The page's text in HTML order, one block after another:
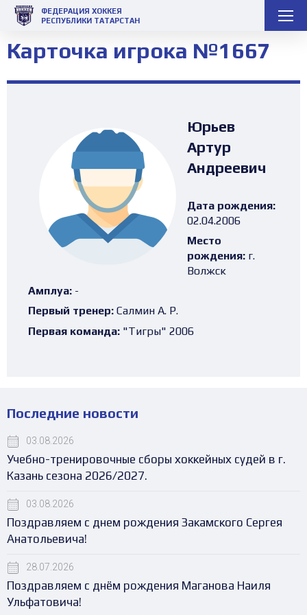
ФЕДЕРАЦИЯ ХОККЕЯ
РЕСПУБЛИКИ ТАТАРСТАН
Карточка игрока №1667
Юрьев
Артур
Андреевич
Дата рождения:
02.04.2006
Место
рождения: г.
Волжск
Амплуа: -
Первый тренер: Салмин А. Р.
Первая команда: "Тигры" 2006
Последние новости
03.08.2026
Учебно-тренировочные сборы хоккейных судей в г.
Казань сезона 2026/2027.
03.08.2026
Поздравляем с днем рождения Закамского Сергея
Анатольевича!
28.07.2026
Поздравляем с днём рождения Маганова Наиля
Ульфатовича!